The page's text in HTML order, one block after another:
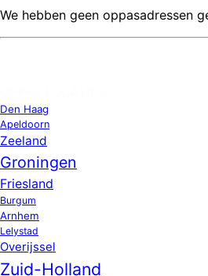
We hebben geen oppasadressen
Den Haag
Apeldoorn
Zeeland
Groningen
Friesland
Burgum
Arnhem
Lelystad
Overijssel
Zuid-Holland